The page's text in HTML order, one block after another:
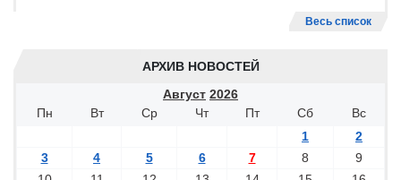
Весь список
АРХИВ НОВОСТЕЙ
Август 2026
Пн
Вт Ср Чт Пт Сб
Вс
1
2
3
4 5 6 7 8
9